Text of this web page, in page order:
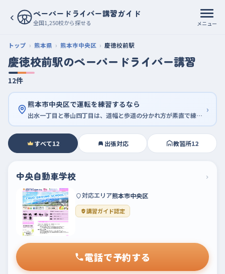
‹ ペーパードライバー講習ガイド
全国1,250校から探せる メニュー
トップ 熊本県 熊本市中央区 慶徳校前駅
慶徳校前駅のペーパードライバー講習
12件
熊本市中央区で運転を練習するなら
出水一丁目と帯山四丁目は、道幅と歩道の分かれ方が素直で練習向き ›
すべて12 出張対応 教習所12
中央自動車学校 ›
対応エリア熊本市中央区
講習ガイド認定
電話で予約する